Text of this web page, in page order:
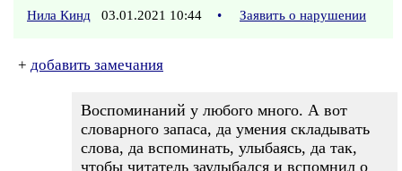
Нила Кинд 03.01.2021 10:44 • Заявить о нарушении
+ добавить замечания
Воспоминаний у любого много. А вот
словарного запаса, да умения складывать
слова, да вспоминать, улыбаясь, да так,
чтобы читатель заулыбался и вспомнил о